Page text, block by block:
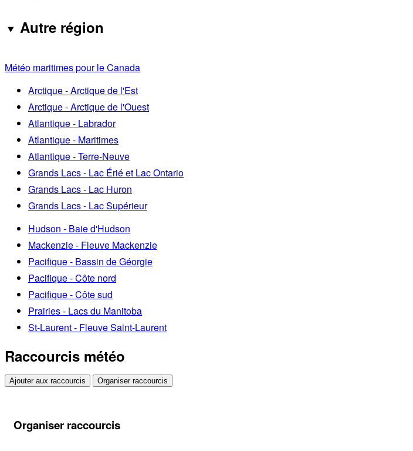
Autre région
Météo maritimes pour le Canada
Arctique - Arctique de l'Est
Arctique - Arctique de l'Ouest
Atlantique - Labrador
Atlantique - Maritimes
Atlantique - Terre-Neuve
Grands Lacs - Lac Érié et Lac Ontario
Grands Lacs - Lac Huron
Grands Lacs - Lac Supérieur
Hudson - Baie d'Hudson
Mackenzie - Fleuve Mackenzie
Pacifique - Bassin de Géorgie
Pacifique - Côte nord
Pacifique - Côte sud
Prairies - Lacs du Manitoba
St-Laurent - Fleuve Saint-Laurent
Raccourcis météo
Ajouter aux raccourcis Organiser raccourcis
Organiser raccourcis